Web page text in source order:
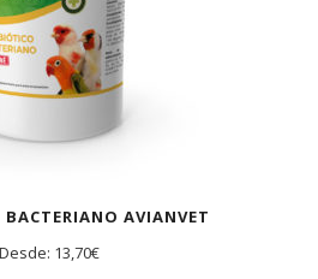
AVIANVET
Desde: 13,70€